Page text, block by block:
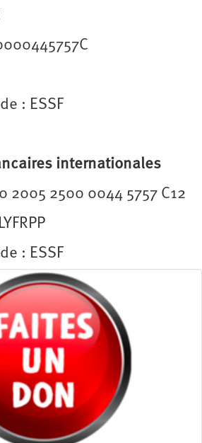
: ESSF
internationales
2005 2500 0044 5757 C12
: ESSF